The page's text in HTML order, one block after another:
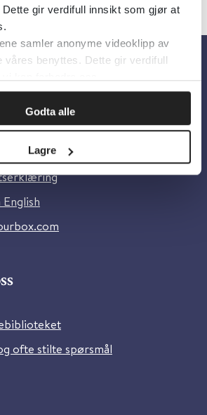
gir verdifull innsikt som gjør at
samler anonyme videoklipp av
våres benyttes. Dette gir verdifull
Godta alle
Lagre
informasjonskapsler
ofte stilte spørsmål